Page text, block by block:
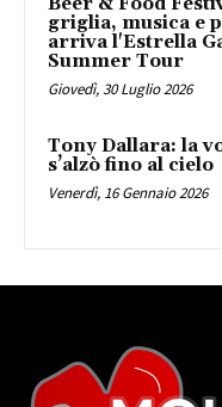
griglia, musica e
arriva l'Estrella
Summer Tour
Giovedì, 30 Luglio 2026
Tony Dallara: la
s’alzò fino al cielo
Venerdì, 16 Gennaio 2026